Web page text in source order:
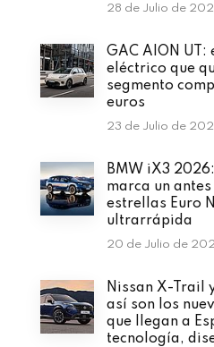
28 de Julio de
GAC AION UT:
eléctrico que
segmento
euros
23 de Julio de
BMW iX3
marca un
estrellas Euro
ultrarrápida
20 de Julio de
Nissan X-Trail
así son los
que llegan a
tecnología,